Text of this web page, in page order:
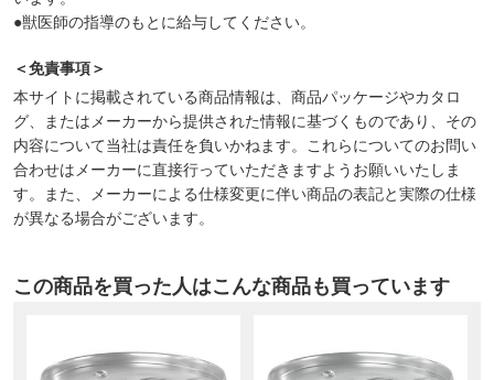
●獣医師の指導のもとに給与してください。
＜免責事項＞
本サイトに掲載されている商品情報は、商品パッケージやカタロ
グ、またはメーカーから提供された情報に基づくものであり、その
内容について当社は責任を負いかねます。これらについてのお問い
合わせはメーカーに直接行っていただきますようお願いいたしま
す。また、メーカーによる仕様変更に伴い商品の表記と実際の仕様
が異なる場合がございます。
この商品を買った人はこんな商品も買っています